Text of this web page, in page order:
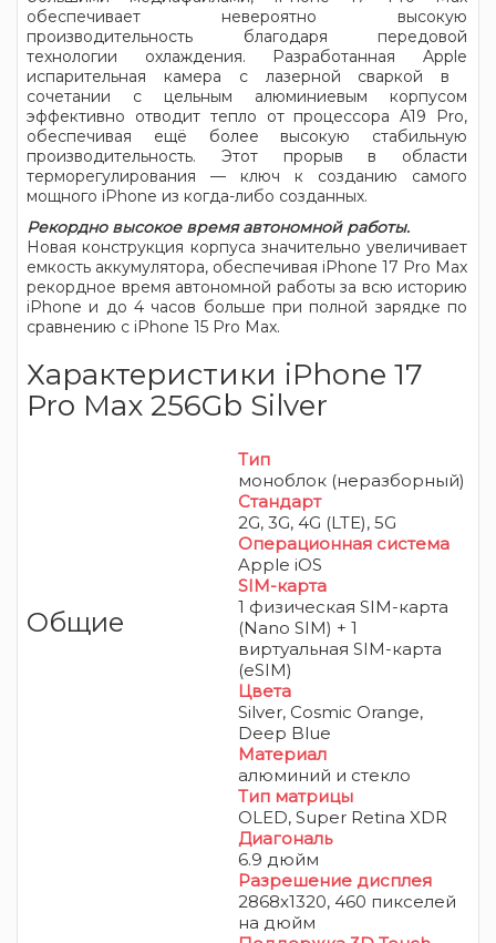
обеспечивает невероятно высокую
производительность благодаря передовой
технологии охлаждения. Разработанная Apple
испарительная камера с лазерной сваркой в ​​
сочетании с цельным алюминиевым корпусом
эффективно отводит тепло от процессора A19 Pro,
обеспечивая ещё более высокую стабильную
производительность. Этот прорыв в области
терморегулирования — ключ к созданию самого
мощного iPhone из когда-либо созданных.
Рекордно высокое время автономной работы.
Новая конструкция корпуса значительно увеличивает
емкость аккумулятора, обеспечивая iPhone 17 Pro Max
рекордное время автономной работы за всю историю
iPhone и до 4 часов больше при полной зарядке по
сравнению с iPhone 15 Pro Max.
Характеристики iPhone 17
Pro Max 256Gb Silver
Общие
Тип
моноблок (неразборный)
Стандарт
2G, 3G, 4G (LTE), 5G
Операционная система
Apple iOS
SIM-карта
1 физическая SIM-карта
(Nano SIM) + 1
виртуальная SIM-карта
(eSIM)
Цвета
Silver, Cosmic Orange,
Deep Blue
Материал
алюминий и стекло
Тип матрицы
OLED, Super Retina XDR
Диагональ
6.9 дюйм
Разрешение дисплея
2868x1320, 460 пикселей
на дюйм